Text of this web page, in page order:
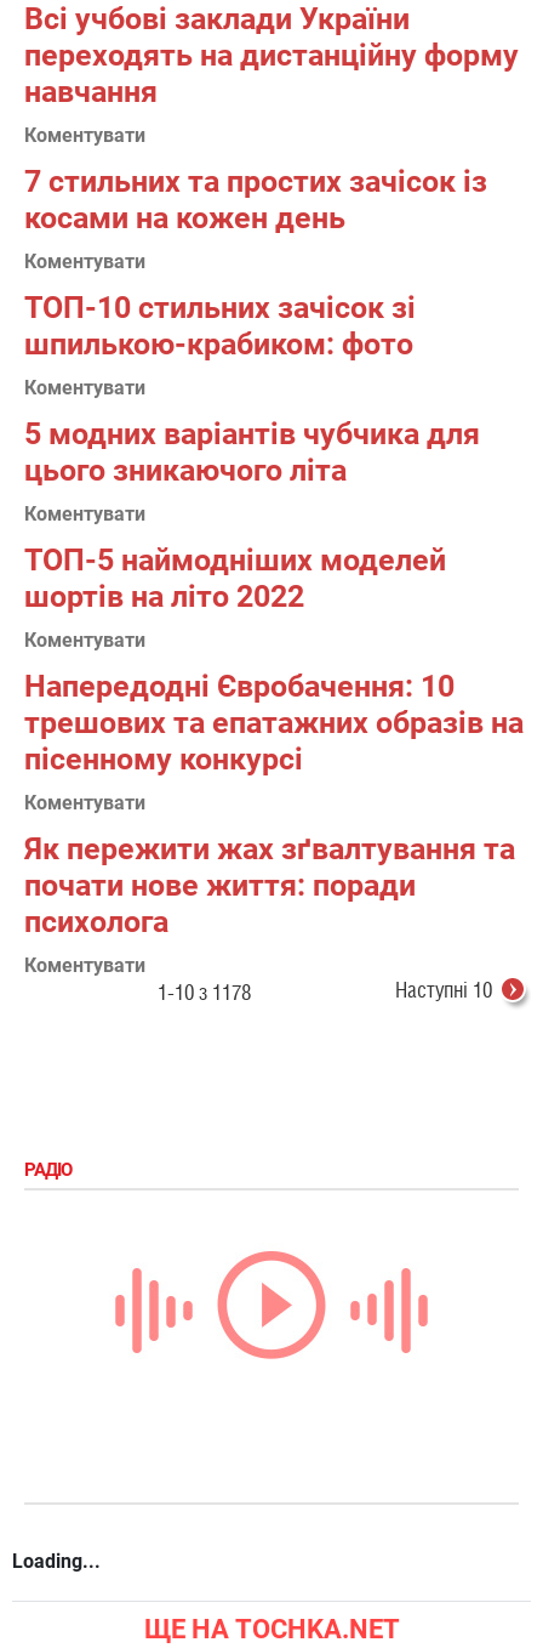
Всі учбові заклади України
переходять на дистанційну форму
навчання
Коментувати
7 стильних та простих зачісок із
косами на кожен день
Коментувати
ТОП-10 стильних зачісок зі
шпилькою-крабиком: фото
Коментувати
5 модних варіантів чубчика для
цього зникаючого літа
Коментувати
ТОП-5 наймодніших моделей
шортів на літо 2022
Коментувати
Напередодні Євробачення: 10
трешових та епатажних образів на
пісенному конкурсі
Коментувати
Як пережити жах зґвалтування та
почати нове життя: поради
психолога
Коментувати
Наступні 10
1-10 з 1178
РАДІО
Loading...
ЩЕ НА TOCHKA.NET